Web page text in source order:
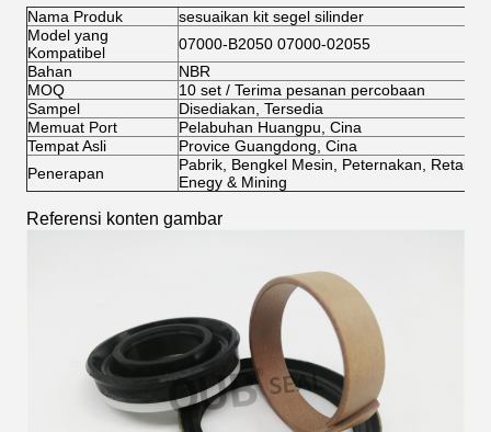
Nama Produk
sesuaikan kit segel silinder
Model yang
Kompatibel
07000-B2050 07000-02055
Bahan
NBR
MOQ
10 set / Terima pesanan percobaan
Sampel
Disediakan, Tersedia
Memuat Port
Pelabuhan Huangpu, Cina
Tempat Asli
Provice Guangdong, Cina
Penerapan
Pabrik, Bengkel Mesin, Peternakan, Retail,
Enegy & Mining
Referensi konten gambar